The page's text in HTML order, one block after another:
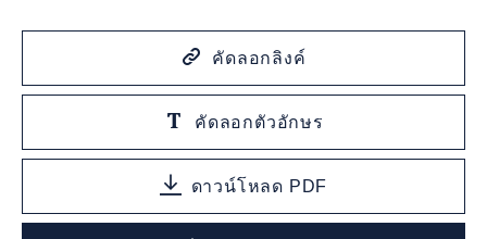
คัดลอกลิงค์
คัดลอกตัวอักษร
ดาวน์โหลด PDF